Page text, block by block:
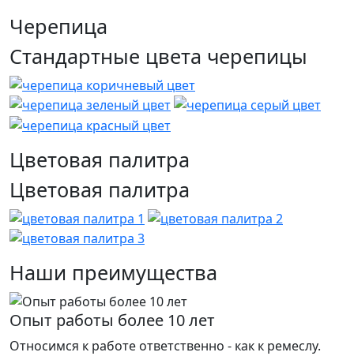
Черепица
Стандартные цвета черепицы
Цветовая палитра
Цветовая палитра
Наши преимущества
Опыт работы более 10 лет
Относимся к работе ответственно - как к ремеслу.